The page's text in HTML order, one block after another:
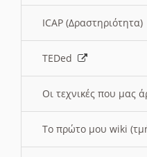
ICAP (Δραστηριότητα)
TEDed
Οι τεχνικές που μας
Το πρώτο μου wiki